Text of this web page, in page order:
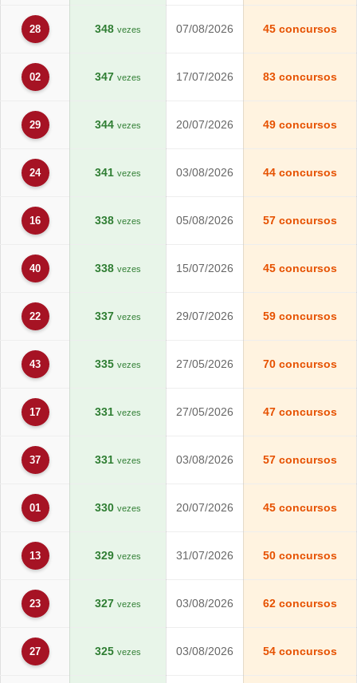
28 348 vezes 07/08/2026 45 concursos
02 347 vezes 17/07/2026 83 concursos
29 344 vezes 20/07/2026 49 concursos
24 341 vezes 03/08/2026 44 concursos
16 338 vezes 05/08/2026 57 concursos
40 338 vezes 15/07/2026 45 concursos
22 337 vezes 29/07/2026 59 concursos
43 335 vezes 27/05/2026 70 concursos
17 331 vezes 27/05/2026 47 concursos
37 331 vezes 03/08/2026 57 concursos
01 330 vezes 20/07/2026 45 concursos
13 329 vezes 31/07/2026 50 concursos
23 327 vezes 03/08/2026 62 concursos
27 325 vezes 03/08/2026 54 concursos